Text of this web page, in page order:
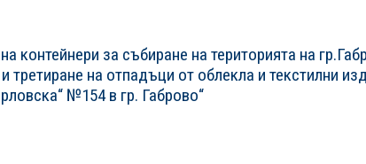
контейнери за събиране на територията на
третиране на отпадъци от облекла и текстилни
№154 в гр. Габрово“